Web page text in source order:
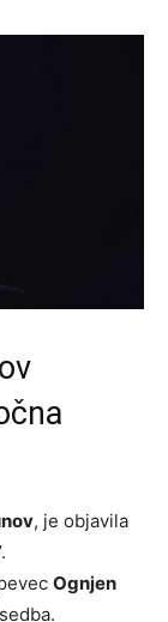
, je objavila
Ognjen